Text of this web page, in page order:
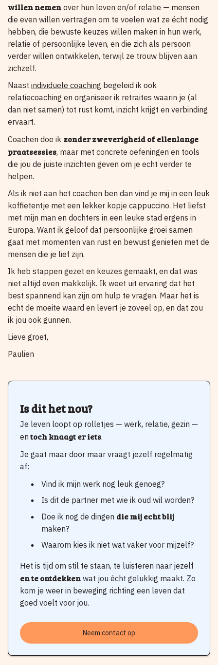
willen nemen over hun leven en/of relatie — mensen
die even willen vertragen om te voelen wat ze écht nodig
hebben, die bewuste keuzes willen maken in hun werk,
relatie of persoonlijke leven, en die zich als persoon
verder willen ontwikkelen, terwijl ze trouw blijven aan
zichzelf.
Naast individuele coaching begeleid ik ook
relatiecoaching en organiseer ik retraites waarin je (al
dan niet samen) tot rust komt, inzicht krijgt en verbinding
ervaart.
Coachen doe ik zonder zweverigheid of ellenlange
praatsessies, maar met concrete oefeningen en tools
die jou de juiste inzichten geven om je echt verder te
helpen.
Als ik niet aan het coachen ben dan vind je mij in een leuk
koffietentje met een lekker kopje cappuccino. Het liefst
met mijn man en dochters in een leuke stad ergens in
Europa. Want ik geloof dat persoonlijke groei samen
gaat met momenten van rust en bewust genieten met de
mensen die je lief zijn.
Ik heb stappen gezet en keuzes gemaakt, en dat was
niet altijd even makkelijk. Ik weet uit ervaring dat het
best spannend kan zijn om hulp te vragen. Maar het is
echt de moeite waard en levert je zoveel op, en dat zou
ik jou ook gunnen.
Lieve groet,
Paulien
Is dit het nou?
Je leven loopt op rolletjes — werk, relatie, gezin —
en toch knaagt er iets.
Je gaat maar door maar vraagt jezelf regelmatig
af:
Vind ik mijn werk nog leuk genoeg?
Is dit de partner met wie ik oud wil worden?
Doe ik nog de dingen die mij echt blij
maken?
Waarom kies ik niet wat vaker voor mijzelf?
Het is tijd om stil te staan, te luisteren naar jezelf
en te ontdekken wat jou écht gelukkig maakt. Zo
kom je weer in beweging richting een leven dat
goed voelt voor jou.
Neem contact op